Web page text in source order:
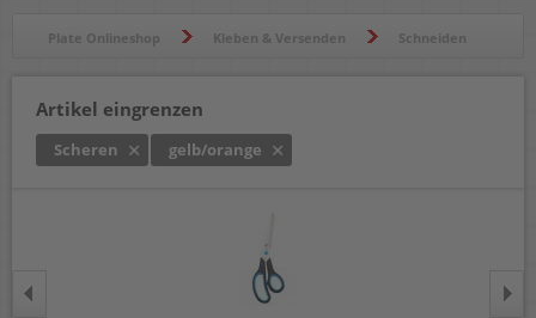
Plate Onlineshop Kleben & Versenden Schneiden
Artikel eingrenzen
Scheren gelb/orange